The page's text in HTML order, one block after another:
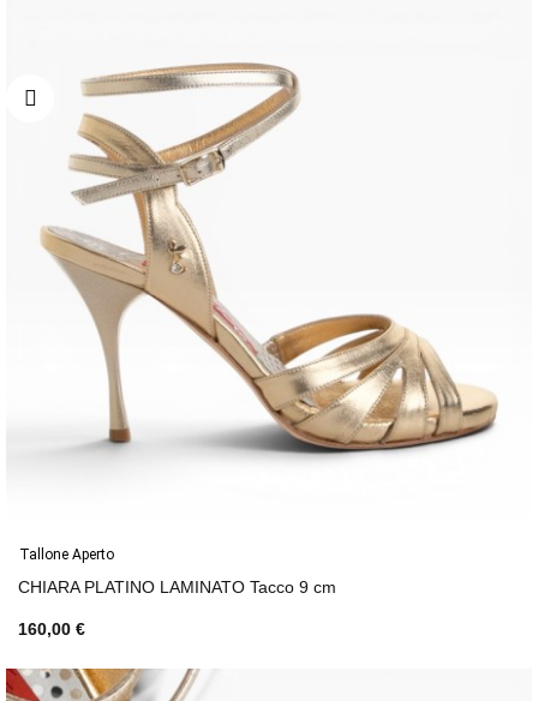
Tallone Aperto
CHIARA PLATINO LAMINATO Tacco 9 cm
160,00 €